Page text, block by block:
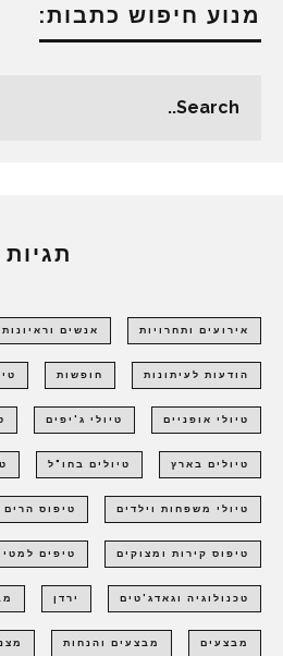
מנוע חיפוש כתבות:
תגיות
אירועים ותחרויות אנשים וראיונות
הודעות לעיתונות חופשות
טיולי אופניים טיולי ג'יפים
טיולים בארץ טיולים בחו"ל
טיולי משפחות וילדים טיפוס הרים
טיפוס קירות ומצוקים טיפים
טכנולוגיה וגאדג'טים ירדן
מבצעים מבצעים והנחות